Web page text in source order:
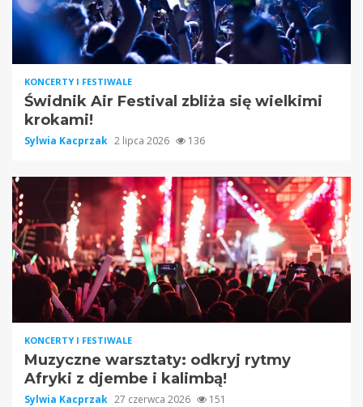
KONCERTY I FESTIWALE
Świdnik Air Festival zbliża się wielkimi
krokami!
Sylwia Kacprzak 2 lipca 2026 136
KONCERTY I FESTIWALE
Muzyczne warsztaty: odkryj rytmy
Afryki z djembe i kalimbą!
Sylwia Kacprzak 27 czerwca 2026 151